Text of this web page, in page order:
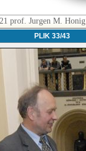
prof. Jurgen M. Honig
PLIK 33/43